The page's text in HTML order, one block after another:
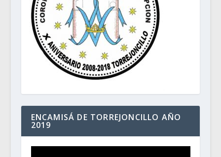
ENCAMISÁ DE TORREJONCILLO AÑO
2019